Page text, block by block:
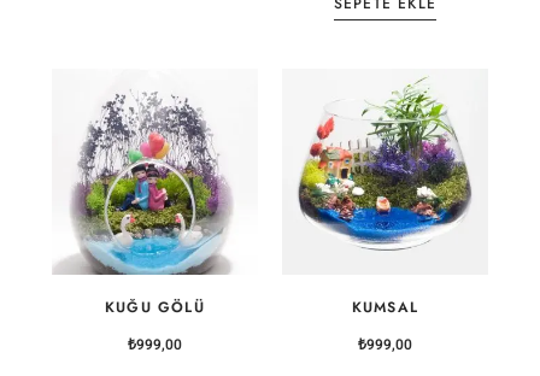
KUĞU GÖLÜ
₺999,00
KUMSAL
₺999,00